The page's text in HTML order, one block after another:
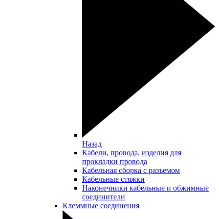
Назад
Кабели, провода, изделия для
прокладки провода
Кабельная сборка с разъемом
Кабельные стяжки
Наконечники кабельные и обжимные
соединители
Клеммные соединения